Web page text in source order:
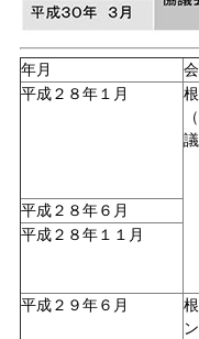
年月
平成２８年１月
議
平成２８年６月
平成２８年１１月
平成２９年６月